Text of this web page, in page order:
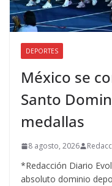
DEPORTES
México se
Santo
medallas
8 agosto, 2026
*Redacción Diario
absoluto dominio